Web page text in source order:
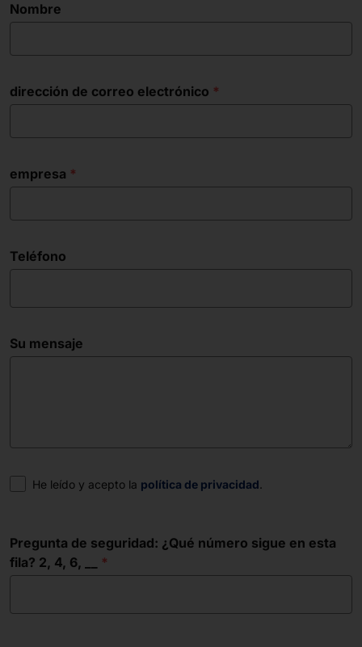
Nombre
dirección de correo electrónico
empresa
Teléfono
Su mensaje
Consentimiento
He leído y acepto la política de privacidad.
Pregunta de seguridad: ¿Qué número sigue en esta
fila? 2, 4, 6, __